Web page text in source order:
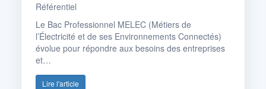
Référentiel
Le Bac Professionnel MELEC (Métiers de
l’Électricité et de ses Environnements Connectés)
évolue pour répondre aux besoins des entreprises
et…
Lire l'article